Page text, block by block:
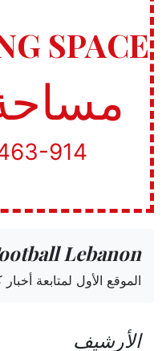
SPACE
914
Lebanon
الموقع الأول لمتابعة أخبار
الأرشيف